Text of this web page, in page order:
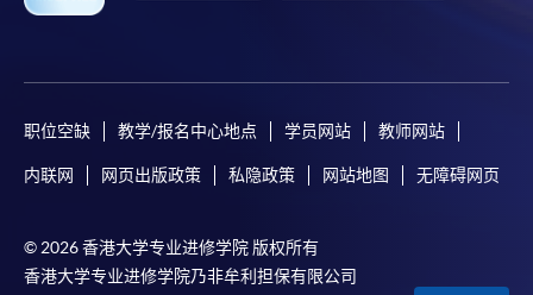
职位空缺 教学/报名中心地点 学员网站 教师网站
内联网 网页出版政策 私隐政策 网站地图 无障碍网页
© 2026 香港大学专业进修学院 版权所有
香港大学专业进修学院乃非牟利担保有限公司